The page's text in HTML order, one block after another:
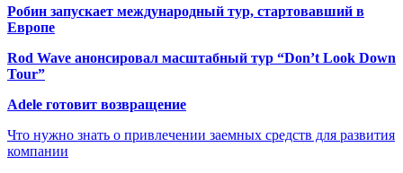
Робин запускает международный тур, стартовавший в
Европе
Rod Wave анонсировал масштабный тур “Don’t Look Down
Tour”
Adele готовит возвращение
Что нужно знать о привлечении заемных средств для развития
компании